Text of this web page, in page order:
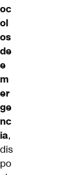
oc
ol
os
de
e
m
er
ge
nc
ia,
dis
po